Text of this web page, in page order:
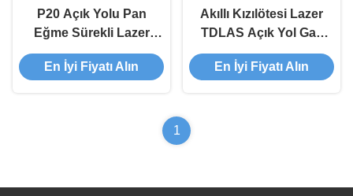
P20 Açık Yolu Pan
Eğme Sürekli Lazer
Metan Sızıntı Tarama
İzleme
En İyi Fiyatı Alın
Akıllı Kızılötesi Lazer
TDLAS Açık Yol Gaz
Dedektörü Metan
Muayene İzleme IP68
En İyi Fiyatı Alın
1